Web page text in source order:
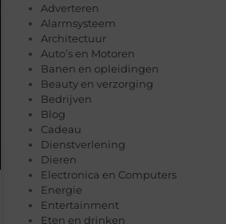
Adverteren
Alarmsysteem
Architectuur
Auto’s en Motoren
Banen en opleidingen
Beauty en verzorging
Bedrijven
Blog
Cadeau
Dienstverlening
Dieren
Electronica en Computers
Energie
Entertainment
Eten en drinken